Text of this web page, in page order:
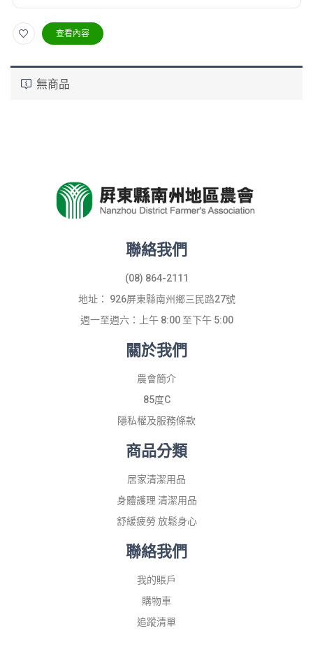
查看內容
無商品
聯絡我們
(08) 864-2111
地址： 926屏東縣南州鄉三民路27號
週一至週六：上午 8:00 至下午 5:00
關於我們
農會簡介
85度C
隱私權及服務條款
商品分類
居家清潔用品
身體護理 清潔用品
舒緩疲勞 放鬆身心
聯絡我們
我的賬戶
購物車
追蹤清單